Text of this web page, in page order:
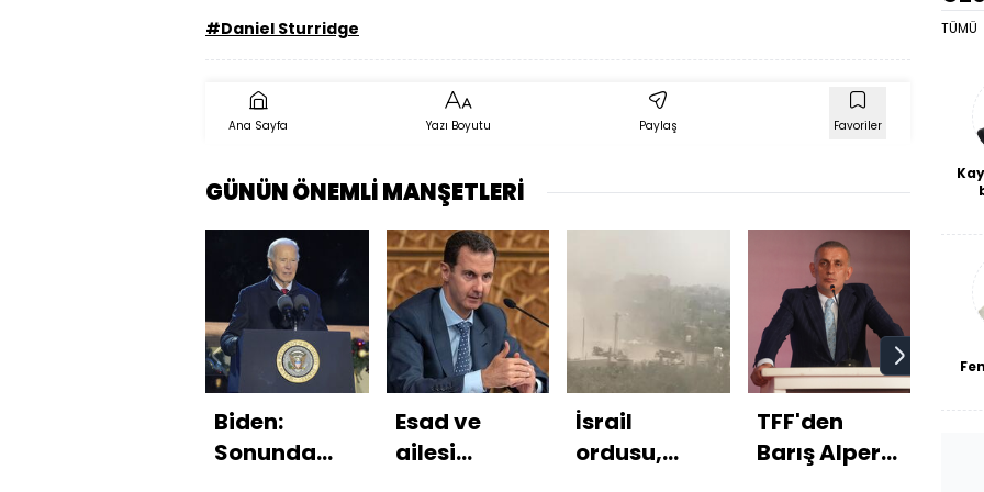
#Daniel Sturridge
Ana Sayfa Yazı Boyutu Paylaş Favoriler
GÜNÜN ÖNEMLİ MANŞETLERİ
Biden:
Sonunda
Esad ve
ailesi
İsrail
ordusu,
TFF'den
Barış Alper
TÜMÜ